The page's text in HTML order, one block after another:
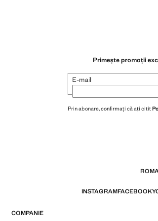
Primește promoții
E-mail
Prin abonare, confirmați că ați citit
INSTAGRAMFACEBOOK
COMPANIE